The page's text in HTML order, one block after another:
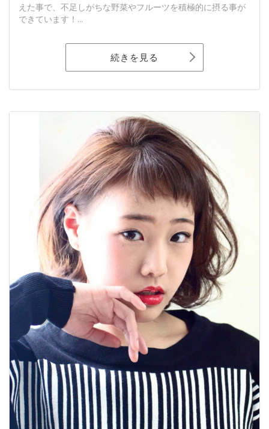
えた事で、不足しがちな野菜やフルーツを積極的に摂る事が
できています！...
続きを見る